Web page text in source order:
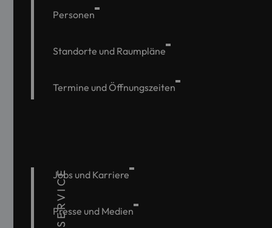
Personen
Standorte und Raumpläne
Termine und Öffnungszeiten
SERVICE
Jobs und Karriere
Presse und Medien